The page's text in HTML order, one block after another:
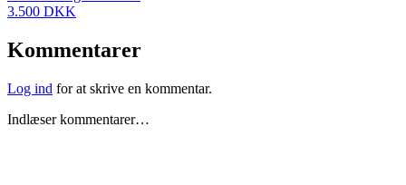
3.500 DKK
Kommentarer
Log ind for at skrive en kommentar.
Indlæser kommentarer…